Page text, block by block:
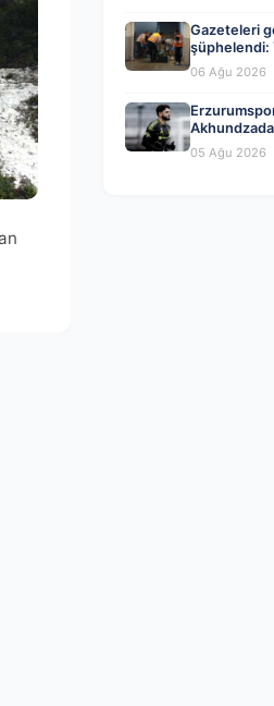
Gazeteleri
şüphelendi:
adam
06 Ağu 2026
05 Ağu 2026